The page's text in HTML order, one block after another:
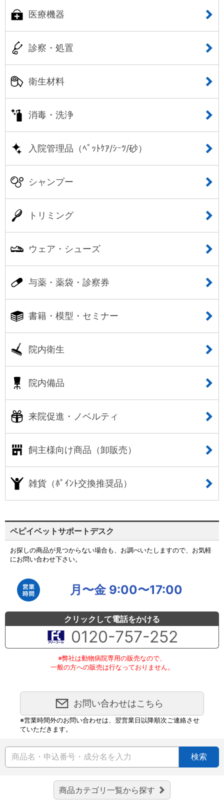
医療機器
診察・処置
衛生材料
消毒・洗浄
入院管理品（ﾍﾟｯﾄｹｱ/ｼｰﾂ/砂）
シャンプー
トリミング
ウェア・シューズ
与薬・薬袋・診察券
書籍・模型・セミナー
院内衛生
院内備品
来院促進・ノベルティ
飼主様向け商品（卸販売）
雑貨（ﾎﾟｲﾝﾄ交換推奨品）
ペピイベットサポートデスク
お探しの商品が見つからない場合も、お調べいたしますので、お気軽
にお問い合わせ下さい。
月〜金 9:00〜17:00
クリックして電話をかける
0120-757-252
※弊社は動物病院専用の販売なので、
一般の方への販売は行なっておりません。
お問い合わせはこちら
※営業時間外のお問い合わせは、翌営業日以降順次ご連絡させ
ていただきます。
検索
商品カテゴリ一覧から探す